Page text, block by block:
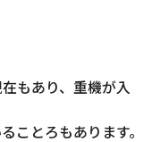
もあり、重機が入
ことろもあります。